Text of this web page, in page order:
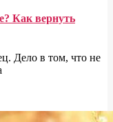
Как вернуть
Дело в том, что не